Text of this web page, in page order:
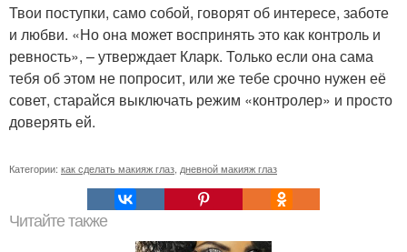
Твои поступки, само собой, говорят об интересе, заботе
и любви. «Но она может воспринять это как контроль и
ревность», – утверждает Кларк. Только если она сама
тебя об этом не попросит, или же тебе срочно нужен её
совет, старайся выключать режим «контролер» и просто
доверять ей.
Категории: как сделать макияж глаз дневной макияж глаз
Читайте также